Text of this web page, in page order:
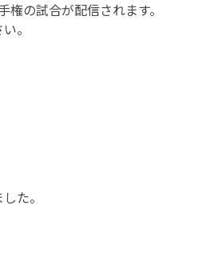
の試合が配信されます。
。
た。